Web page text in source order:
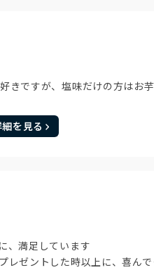
きですが、塩味だけの方はお
を見る
、満足しています
ゼントした時以上に、喜んで